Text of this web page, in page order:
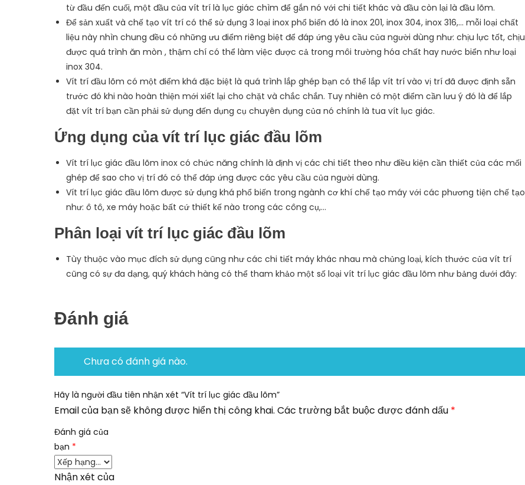
từ đầu đến cuối, một đầu của vít trí là lục giác chìm để gắn nó với chi tiết khác và đầu còn lại là đầu lõm.
Để sản xuất và chế tạo vít trí có thể sử dụng 3 loại inox phổ biến đó là inox 201, inox 304, inox 316,… mỗi loại chất
liệu này nhìn chung đều có những ưu điểm riêng biệt để đáp ứng yêu cầu của người dùng như: chịu lực tốt, chịu
được quá trình ăn mòn , thậm chí có thể làm việc được cả trong môi trường hóa chất hay nước biển như loại
inox 304.
Vít trí đầu lõm có một điểm khá đặc biệt là quá trình lắp ghép bạn có thể lắp vít trí vào vị trí đã được định sẵn
trước đó khi nào hoàn thiện mới xiết lại cho chặt và chắc chắn. Tuy nhiên có một điểm cần lưu ý đó là để lắp
đặt vít trí bạn cần phải sử dụng đến dụng cụ chuyên dụng của nó chính là tua vít lục giác.
Ứng dụng của vít trí lục giác đầu lõm
Vít trí lục giác đầu lõm inox có chức năng chính là định vị các chi tiết theo như điều kiện cần thiết của các mối
ghép để sao cho vị trí đó có thể đáp ứng được các yêu cầu của người dùng.
Vít trí lục giác đầu lõm được sử dụng khá phổ biến trong ngành cơ khí chế tạo máy với các phương tiện chế tạo
như: ô tô, xe máy hoặc bất cứ thiết kế nào trong các công cụ,…
Phân loại vít trí lục giác đầu lõm
Tùy thuộc vào mục đích sử dụng cũng như các chi tiết máy khác nhau mà chủng loại, kích thước của vít trí
cũng có sự đa dạng, quý khách hàng có thể tham khảo một số loại vít trí lục giác đầu lõm như bảng dưới đây:
Đánh giá
Chưa có đánh giá nào.
Hãy là người đầu tiên nhận xét “Vít trí lục giác đầu lõm”
Email của bạn sẽ không được hiển thị công khai. Các trường bắt buộc được đánh dấu *
Đánh giá của
bạn *
Nhận xét của